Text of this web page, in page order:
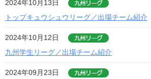
2024年10月13日
トップキュウシュウリーグ／出場チーム紹介
2024年10月12日
九州学生リーグ／出場チーム紹介
2024年09月23日